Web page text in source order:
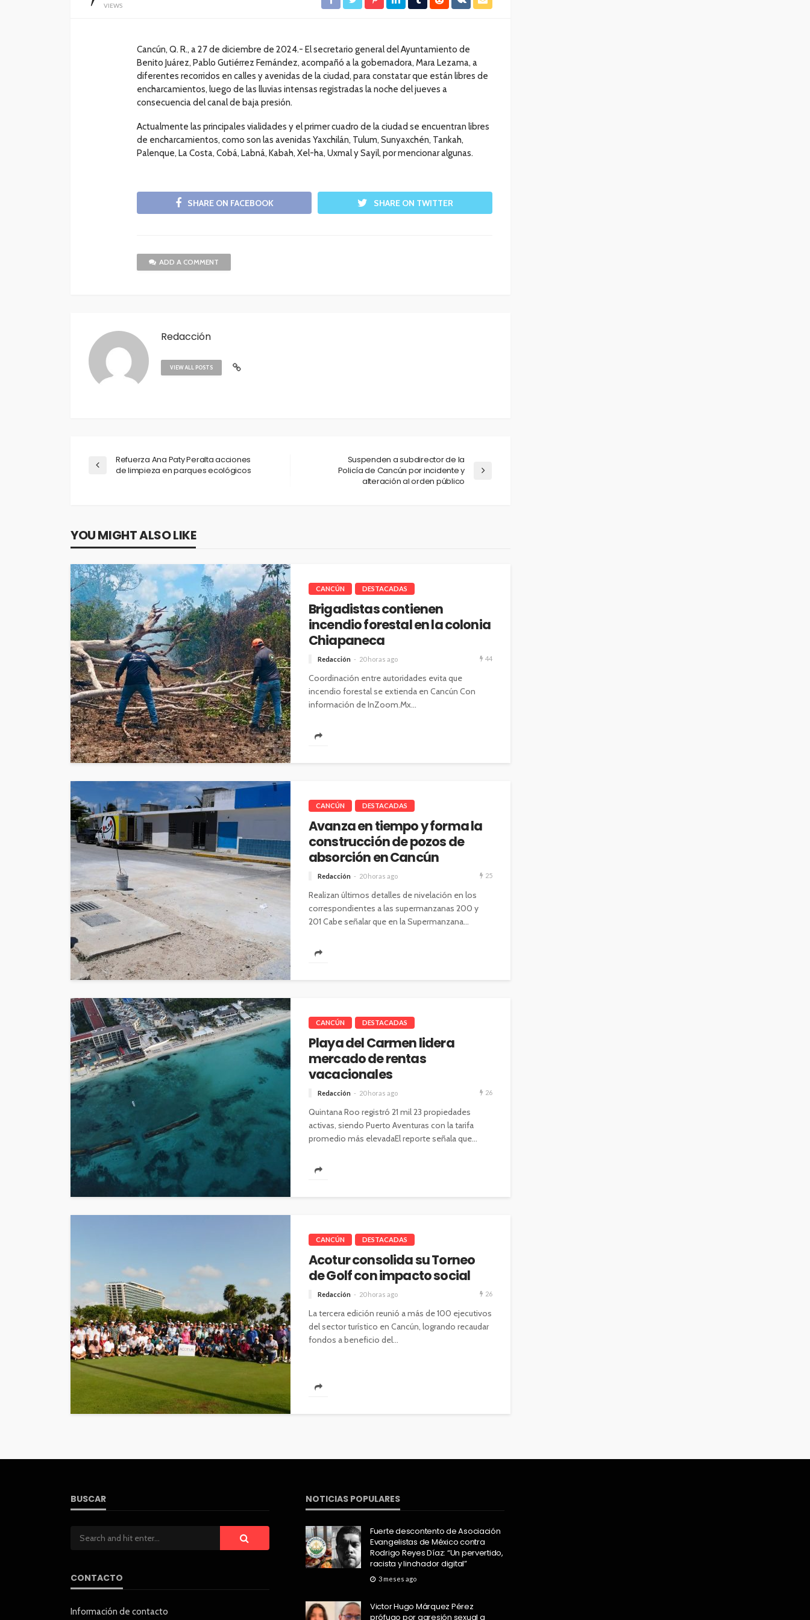
VIEWS
Cancún, Q. R., a 27 de diciembre de 2024.- El secretario general del Ayuntamiento de
Benito Juárez, Pablo Gutiérrez Fernández, acompañó a la gobernadora, Mara Lezama, a
diferentes recorridos en calles y avenidas de la ciudad, para constatar que están libres de
encharcamientos, luego de las lluvias intensas registradas la noche del jueves a
consecuencia del canal de baja presión.
Actualmente las principales vialidades y el primer cuadro de la ciudad se encuentran libres
de encharcamientos, como son las avenidas Yaxchilán, Tulum, Sunyaxchén, Tankah,
Palenque, La Costa, Cobá, Labná, Kabah, Xel-ha, Uxmal y Sayil, por mencionar algunas.
SHARE ON FACEBOOK SHARE ON TWITTER
ADD A COMMENT
Redacción
VIEW ALL POSTS
Refuerza Ana Paty Peralta acciones
de limpieza en parques ecológicos
Suspenden a subdirector de la
Policía de Cancún por incidente y
alteración al orden público
YOU MIGHT ALSO LIKE
CANCÚN DESTACADAS
Brigadistas contienen
incendio forestal en la colonia
Chiapaneca
Redacción 20 horas ago 44
Coordinación entre autoridades evita que
incendio forestal se extienda en Cancún Con
información de InZoom.Mx...
CANCÚN DESTACADAS
Avanza en tiempo y forma la
construcción de pozos de
absorción en Cancún
Redacción 20 horas ago 25
Realizan últimos detalles de nivelación en los
correspondientes a las supermanzanas 200 y
201 Cabe señalar que en la Supermanzana...
CANCÚN DESTACADAS
Playa del Carmen lidera
mercado de rentas
vacacionales
Redacción 20 horas ago 26
Quintana Roo registró 21 mil 23 propiedades
activas, siendo Puerto Aventuras con la tarifa
promedio más elevadaEl reporte señala que...
CANCÚN DESTACADAS
Acotur consolida su Torneo
de Golf con impacto social
Redacción 20 horas ago 26
La tercera edición reunió a más de 100 ejecutivos
del sector turístico en Cancún, logrando recaudar
fondos a beneficio del...
BUSCAR
CONTACTO
Información de contacto
NOTICIAS POPULARES
Fuerte descontento de Asociación
Evangelistas de México contra
Rodrigo Reyes Díaz: “Un pervertido,
racista y linchador digital”
3 meses ago
Victor Hugo Márquez Pérez
prófugo por agresión sexual a